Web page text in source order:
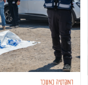
דמוקרטיה במשבר